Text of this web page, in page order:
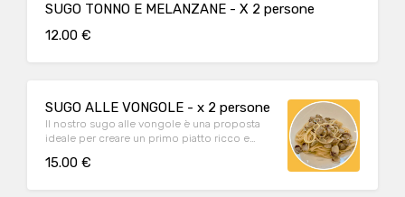
SUGO TONNO E MELANZANE - X 2 persone
12.00 €
SUGO ALLE VONGOLE - x 2 persone
Il nostro sugo alle vongole è una proposta
ideale per creare un primo piatto ricco e
15.00 €